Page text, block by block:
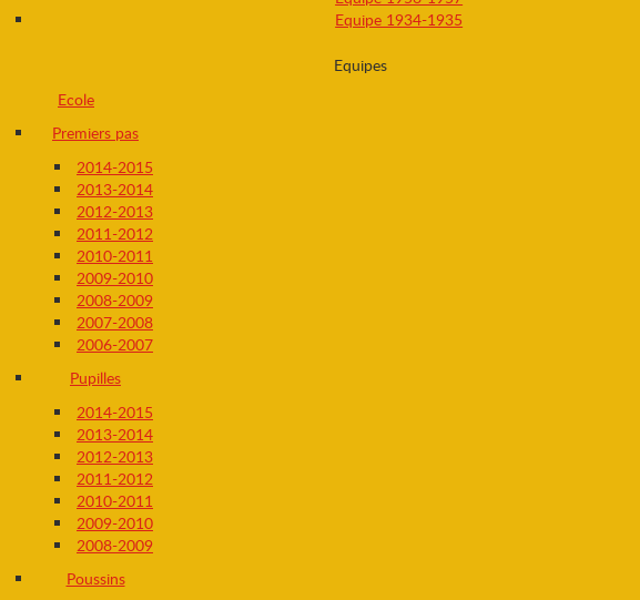
Equipe 1934-1935
Equipes
Ecole
Premiers pas
2014-2015
2013-2014
2012-2013
2011-2012
2010-2011
2009-2010
2008-2009
2007-2008
2006-2007
Pupilles
2014-2015
2013-2014
2012-2013
2011-2012
2010-2011
2009-2010
2008-2009
Poussins